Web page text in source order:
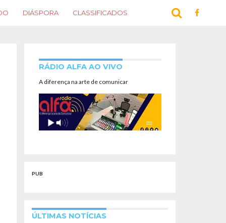
DIÁSPORA CLASSIFICADOS
RÁDIO ALFA AO VIVO
A diferença na arte de comunicar
PUB
ÚLTIMAS NOTÍCIAS